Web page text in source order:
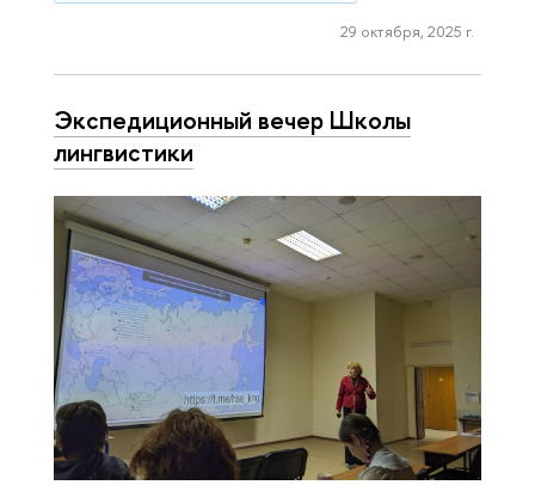
29 октября, 2025 г.
Экспедиционный вечер Школы
лингвистики